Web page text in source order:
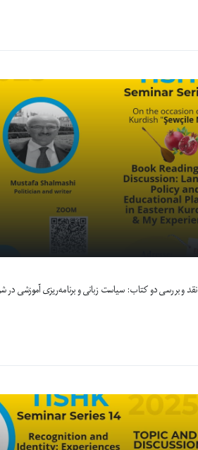
نقد و بررسی دو کتاب: سیاست زبانی و برنامه‌ریزی آموزشی